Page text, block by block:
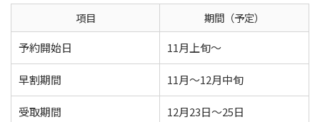
項目
期間（予定）
予約開始日
11月上旬～
早割期間 11月～12月中旬
受取期間 12月23日～25日